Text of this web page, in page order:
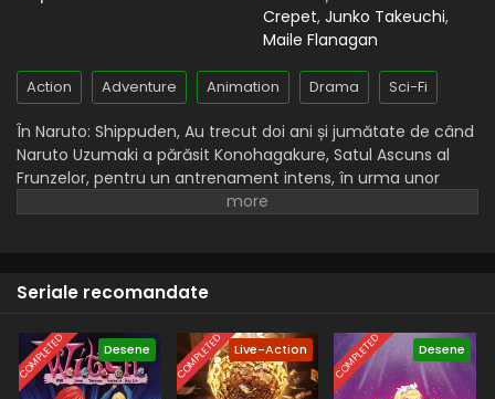
Crepet, Junko Takeuchi,
Maile Flanagan
Action Adventure Animation Drama Sci-Fi
În Naruto: Shippuden, Au trecut doi ani și jumătate de când
Naruto Uzumaki a părăsit Konohagakure, Satul Ascuns al
Frunzelor, pentru un antrenament intens, în urma unor
evenimente care i-au alimentat dorința de a deveni mai
mai în vârstă și evenimente sinistre se profilează la orizont,
mai încrezător și posedă o hotărâre și mai mare de a-și
proteja prietenii și casa.
Seriale recomandate
COMPLETED Desene COMPLETED Live-Action COMPLETED Desene